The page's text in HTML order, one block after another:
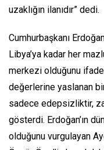
uzaklığın ilanıdır” dedi.
Cumhurbaşkanı
Libya’ya kadar her
merkezi olduğunu
değerlerine yaslanan
sadece edepsizliktir,
gösterdi. Erdoğan’ın
olduğunu vurgulayan